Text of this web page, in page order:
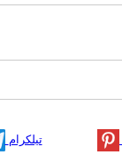
تيلكرام